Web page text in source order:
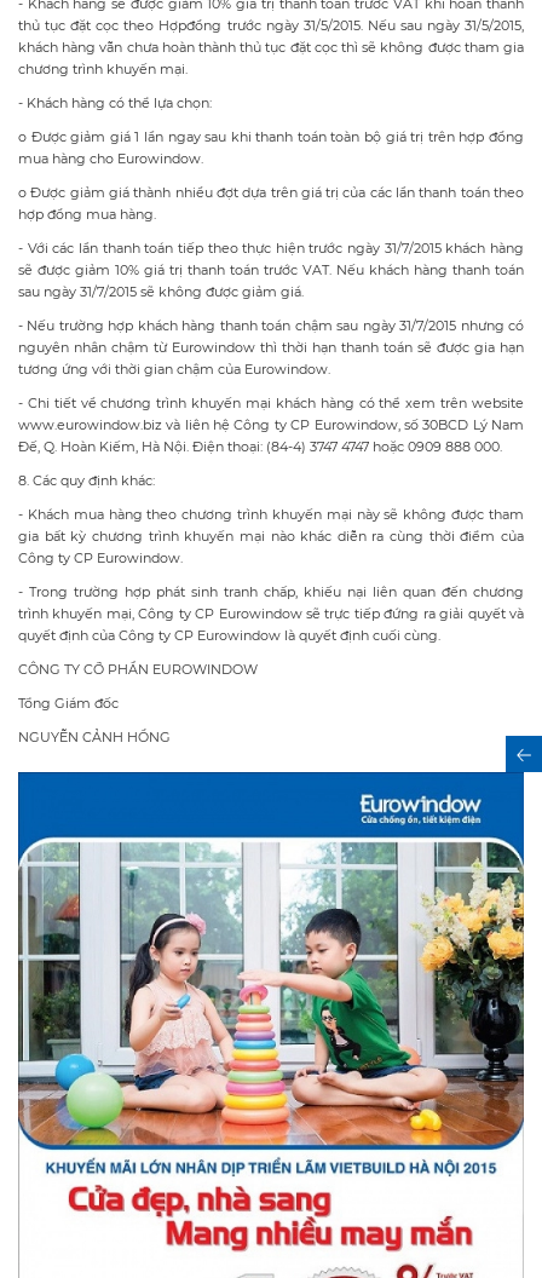
- Khách hàng sẽ được giảm 10% giá trị thanh toán trước VAT khi hoàn thành
thủ tục đặt cọc theo Hợpđồng trước ngày 31/5/2015. Nếu sau ngày 31/5/2015,
khách hàng vẫn chưa hoàn thành thủ tục đặt cọc thì sẽ không được tham gia
chương trình khuyến mại.
- Khách hàng có thể lựa chọn:
o Được giảm giá 1 lần ngay sau khi thanh toán toàn bộ giá trị trên hợp đồng
mua hàng cho Eurowindow.
o Được giảm giá thành nhiều đợt dựa trên giá trị của các lần thanh toán theo
hợp đồng mua hàng.
- Với các lần thanh toán tiếp theo thực hiện trước ngày 31/7/2015 khách hàng
sẽ được giảm 10% giá trị thanh toán trước VAT. Nếu khách hàng thanh toán
sau ngày 31/7/2015 sẽ không được giảm giá.
- Nếu trường hợp khách hàng thanh toán chậm sau ngày 31/7/2015 nhưng có
nguyên nhân chậm từ Eurowindow thì thời hạn thanh toán sẽ được gia hạn
tương ứng với thời gian chậm của Eurowindow.
- Chi tiết về chương trình khuyến mại khách hàng có thể xem trên website
www.eurowindow.biz và liên hệ Công ty CP Eurowindow, số 30BCD Lý Nam
Đế, Q. Hoàn Kiếm, Hà Nội. Điện thoại: (84-4) 3747 4747 hoặc 0909 888 000.
8. Các quy định khác:
- Khách mua hàng theo chương trình khuyến mại này sẽ không được tham
gia bất kỳ chương trình khuyến mại nào khác diễn ra cùng thời điểm của
Công ty CP Eurowindow.
- Trong trường hợp phát sinh tranh chấp, khiếu nại liên quan đến chương
trình khuyến mại, Công ty CP Eurowindow sẽ trực tiếp đứng ra giải quyết và
quyết định của Công ty CP Eurowindow là quyết định cuối cùng.
CÔNG TY CỔ PHẦN EUROWINDOW
Tổng Giám đốc
NGUYỄN CẢNH HỒNG